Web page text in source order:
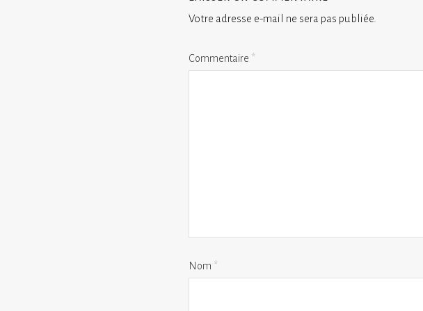
Votre adresse e-mail ne sera pas publiée.
Commentaire *
Nom *